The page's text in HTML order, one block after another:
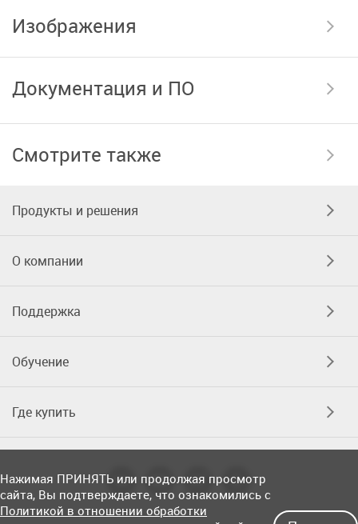
Изображения
Документация и ПО
Смотрите также
Продукты и решения
О компании
Поддержка
Обучение
Где купить
Нажимая ПРИНЯТЬ или продолжая просмотр
сайта, Вы подтверждаете, что ознакомились с
Политикой в отношении обработки